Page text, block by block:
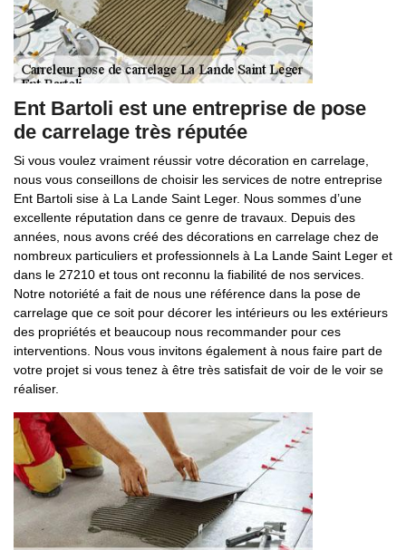
Ent Bartoli est une entreprise de pose
de carrelage très réputée
Si vous voulez vraiment réussir votre décoration en carrelage,
nous vous conseillons de choisir les services de notre entreprise
Ent Bartoli sise à La Lande Saint Leger. Nous sommes d’une
excellente réputation dans ce genre de travaux. Depuis des
années, nous avons créé des décorations en carrelage chez de
nombreux particuliers et professionnels à La Lande Saint Leger et
dans le 27210 et tous ont reconnu la fiabilité de nos services.
Notre notoriété a fait de nous une référence dans la pose de
carrelage que ce soit pour décorer les intérieurs ou les extérieurs
des propriétés et beaucoup nous recommander pour ces
interventions. Nous vous invitons également à nous faire part de
votre projet si vous tenez à être très satisfait de voir de le voir se
réaliser.